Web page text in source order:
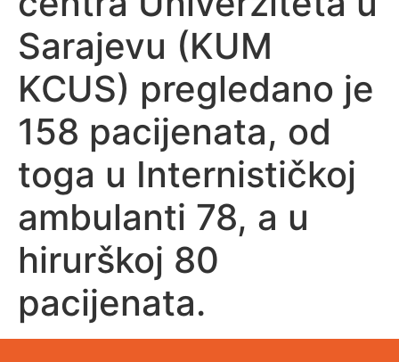
Sarajevu (KUM
KCUS) pregledano je
158 pacijenata, od
toga u Internističkoj
ambulanti 78, a u
hirurškoj 80
pacijenata.